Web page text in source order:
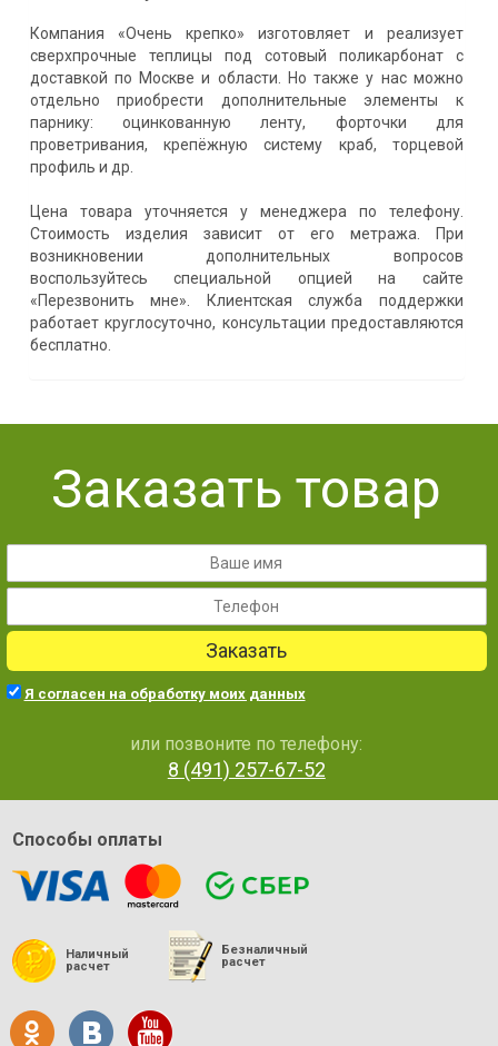
Компания «Очень крепко» изготовляет и реализует
сверхпрочные теплицы под сотовый поликарбонат с
доставкой по Москве и области. Но также у нас можно
отдельно приобрести дополнительные элементы к
парнику: оцинкованную ленту, форточки для
проветривания, крепёжную систему краб, торцевой
профиль и др.
Цена товара уточняется у менеджера по телефону.
Стоимость изделия зависит от его метража. При
возникновении дополнительных вопросов
воспользуйтесь специальной опцией на сайте
«Перезвонить мне». Клиентская служба поддержки
работает круглосуточно, консультации предоставляются
бесплатно.
Заказать товар
Заказать
Я согласен на обработку моих данных
или позвоните по телефону:
8 (491) 257-67-52
Способы оплаты
Наличный
расчет
Безналичный
расчет